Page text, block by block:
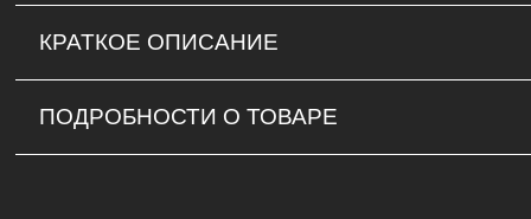
КРАТКОЕ ОПИСАНИЕ
ПОДРОБНОСТИ О ТОВАРЕ